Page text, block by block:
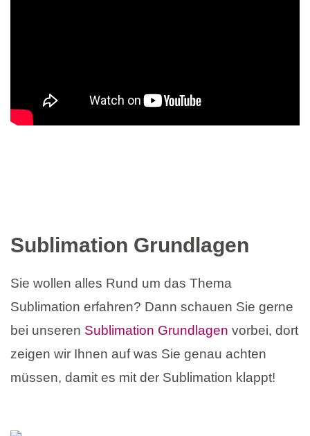
Sublimation Grundlagen
Sie wollen alles Rund um das Thema
Sublimation erfahren? Dann schauen Sie gerne
bei unseren Sublimation Grundlagen vorbei, dort
zeigen wir Ihnen auf was Sie genau achten
müssen, damit es mit der Sublimation klappt!